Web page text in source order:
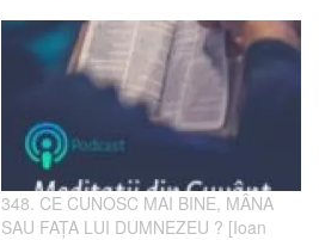
348. CE CUNOSC MAI BINE, MÂNA
SAU FAȚA LUI DUMNEZEU ? [Ioan